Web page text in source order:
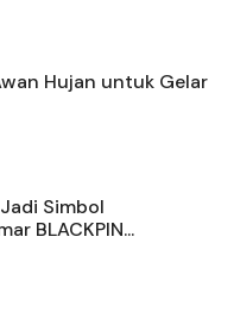
Hujan untuk Gelar
Simbol
BLACKPIN...